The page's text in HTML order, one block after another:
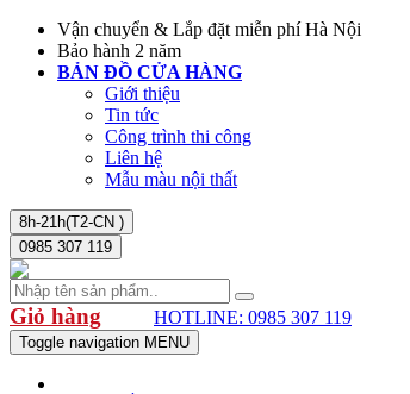
Vận chuyển & Lắp đặt miễn phí Hà Nội
Bảo hành 2 năm
BẢN ĐỒ CỬA HÀNG
Giới thiệu
Tin tức
Công trình thi công
Liên hệ
Mẫu màu nội thất
8h-21h(T2-CN )
0985 307 119
Giỏ hàng HOTLINE: 0985 307 119
Toggle navigation MENU